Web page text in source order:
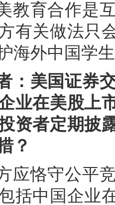
教育合作是
有关做法只
海外中国学
：美国证券
业在美股上
资者定期披
？
应恪守公平
括中国企业